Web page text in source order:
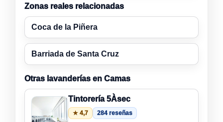
Zonas reales relacionadas
Coca de la Piñera
Barriada de Santa Cruz
Otras lavanderías en Camas
Tintorería 5Àsec
★ 4,7
284 reseñas